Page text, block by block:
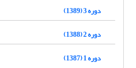
دوره 3 (1389)
دوره 2 (1388)
دوره 1 (1387)